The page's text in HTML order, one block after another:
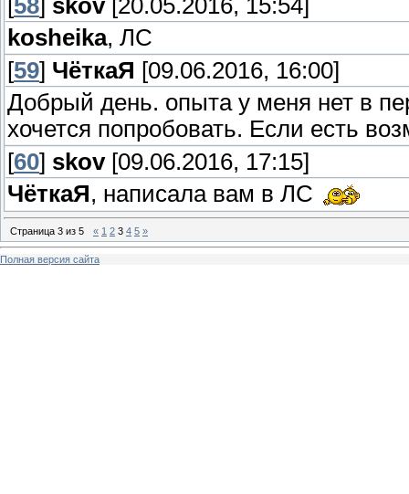
[58] skov[20.05.2016, 15:54]
kosheika, ЛС
[59] ЧёткаЯ [09.06.2016, 16:00]
Добрый день. опыта у меня нет в
хочется попробовать. Если есть
[60] skov[09.06.2016, 17:15]
ЧёткаЯ, написала вам в ЛС
Страница 3 из 5 « 1 2 3 4 5 »
Полная версия сайта